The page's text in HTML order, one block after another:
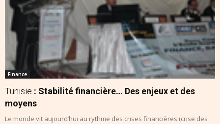
Finance
Tunisie : Stabilité financière… Des enjeux et des
moyens
Le monde vit aujourd’hui au rythme des crises financières (crise des